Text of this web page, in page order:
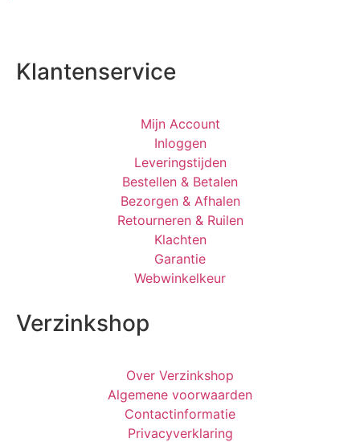
Klantenservice
Mijn Account
Inloggen
Leveringstijden
Bestellen & Betalen
Bezorgen & Afhalen
Retourneren & Ruilen
Klachten
Garantie
Webwinkelkeur
Verzinkshop
Over Verzinkshop
Algemene voorwaarden
Contactinformatie
Privacyverklaring